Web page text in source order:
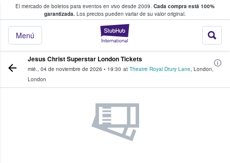
El mercado de boletos para eventos en vivo desde 2009. Cada compra está 100%
garantizada. Los precios pueden variar de su valor original.
StubHub: donde
Menú
fans compran y venden boletos
Jesus Christ Superstar London Tickets
mié., 04 de noviembre de 2026 • 19:30 at Theatre Royal Drury Lane, London,
London